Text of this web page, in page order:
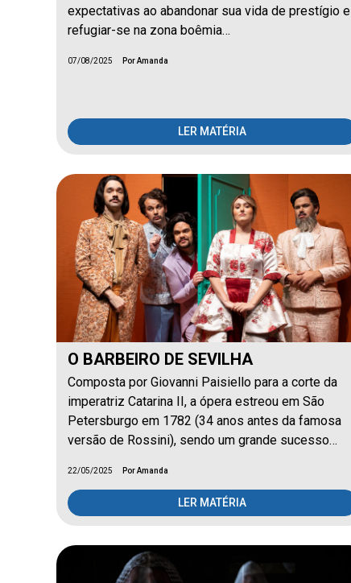
expectativas ao abandonar sua vida de prestígio e
refugiar-se na zona boêmia…
07/08/2025 Por Amanda
LER MATÉRIA
O BARBEIRO DE SEVILHA
Composta por Giovanni Paisiello para a corte da
imperatriz Catarina II, a ópera estreou em São
Petersburgo em 1782 (34 anos antes da famosa
versão de Rossini), sendo um grande sucesso…
22/05/2025 Por Amanda
LER MATÉRIA